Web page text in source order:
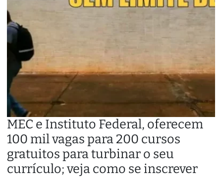
MEC e Instituto Federal, oferecem
100 mil vagas para 200 cursos
gratuitos para turbinar o seu
currículo; veja como se inscrever